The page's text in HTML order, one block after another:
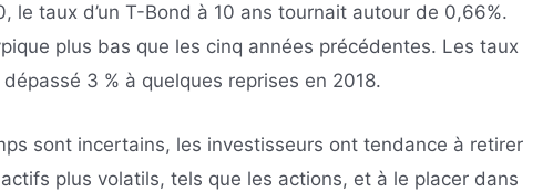
le taux d’un T-Bond à 10 ans tournait autour de 0,66%.
plus bas que les cinq années précédentes. Les taux
3 % à quelques reprises en 2018.
sont incertains, les investisseurs ont tendance à retirer
actifs plus volatils, tels que les actions, et à le placer dans